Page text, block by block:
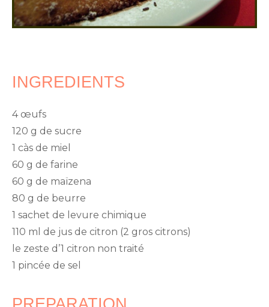
INGREDIENTS
4 œufs
120 g de sucre
1 càs de miel
60 g de farine
60 g de maïzena
80 g de beurre
1 sachet de levure chimique
110 ml de jus de citron (2 gros citrons)
le zeste d’1 citron non traité
1 pincée de sel